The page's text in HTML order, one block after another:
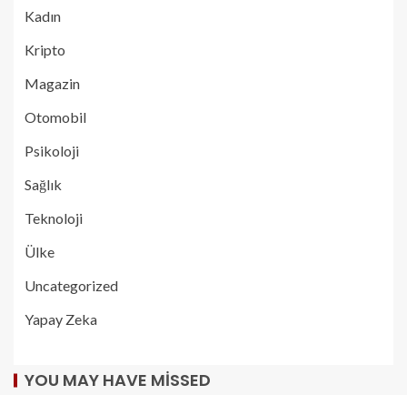
Kadın
Kripto
Magazin
Otomobil
Psikoloji
Sağlık
Teknoloji
Ülke
Uncategorized
Yapay Zeka
YOU MAY HAVE MISSED